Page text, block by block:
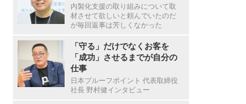
内製化支援の取り組みについて取
材させて欲しいと頼んでいたのだ
が毎回返事は芳しくなかった
「守る」だけでなくお客を
「成功」させるまでが自分の
仕事
日本プルーフポイント 代表取締役
社長 野村健インタビュー